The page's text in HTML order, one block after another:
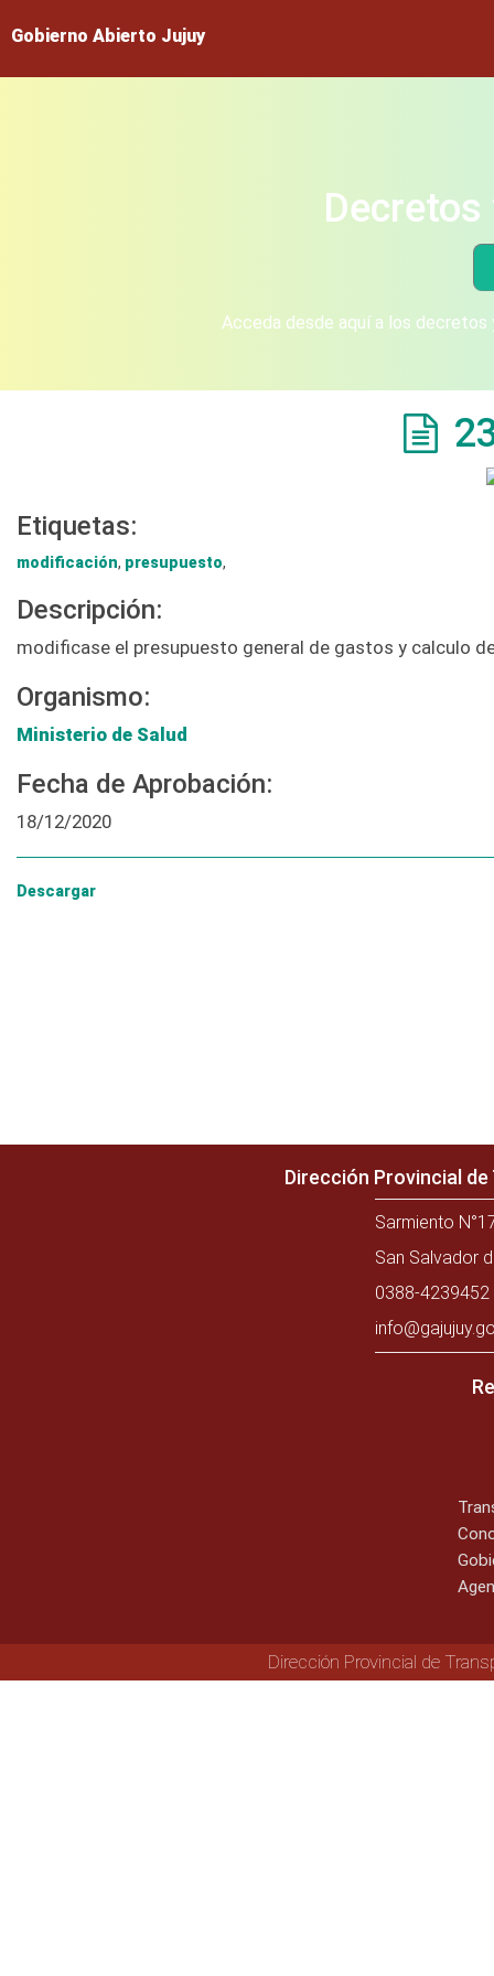
Gobierno Abierto Jujuy
Acceda desde aquí a los
Etiquetas:
modificación, presupuesto,
Descripción:
modificase el presupuesto general de gastos y calculo
Organismo:
Ministerio de Salud
Fecha de Aprobación:
18/12/2020
Descargar
Dirección Provincial
Sarmiento
San Salvador
0388-
Dirección Provincial de